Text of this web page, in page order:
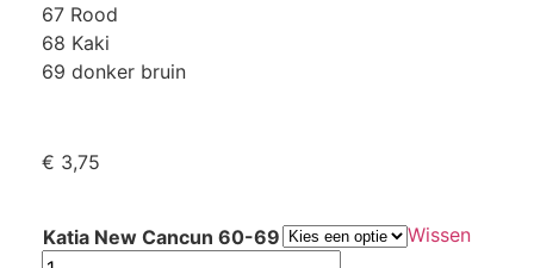
67 Rood
68 Kaki
69 donker bruin
€ 3,75
Katia New Cancun 60-69 Wissen